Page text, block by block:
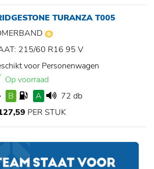
TURANZA T005
215/60 R16 95 V
voor Personenwagen
Op voorraad
B
A
72 db
PER STUK